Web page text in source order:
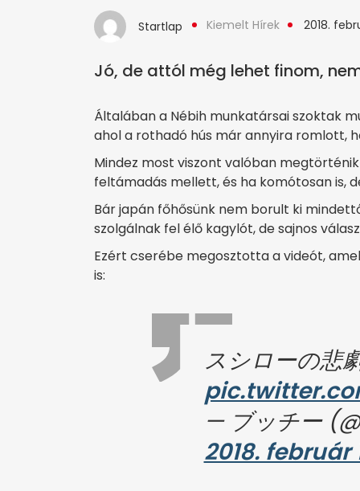
Startlap Kiemelt Hírek 2018.
Jó, de attól még lehet finom,
Általában a Nébih munkatársai szoktak
ahol a rothadó hús már annyira romlott,
Mindez most viszont valóban
feltámadás mellett, és ha komótosan is,
Bár japán főhősünk nem borult ki
szolgálnak fel élő kagylót, de sajnos
Ezért cserébe megosztotta a videót,
is:
スシローの悲
— ブッチー
2018. február